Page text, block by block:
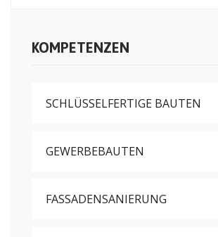
KOMPETENZEN
SCHLÜSSELFERTIGE BAUTEN
GEWERBEBAUTEN
FASSADENSANIERUNG